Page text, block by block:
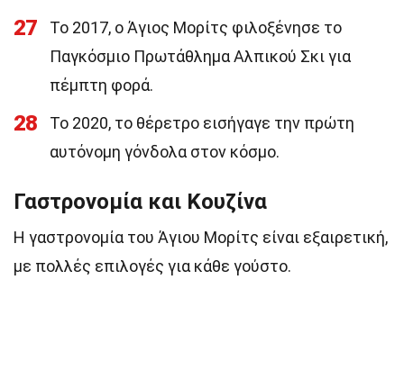
27
Το 2017, ο Άγιος Μορίτς φιλοξένησε το
Παγκόσμιο Πρωτάθλημα Αλπικού Σκι για
πέμπτη φορά.
28
Το 2020, το θέρετρο εισήγαγε την πρώτη
αυτόνομη γόνδολα στον κόσμο.
Γαστρονομία και Κουζίνα
Η γαστρονομία του Άγιου Μορίτς είναι εξαιρετική,
με πολλές επιλογές για κάθε γούστο.